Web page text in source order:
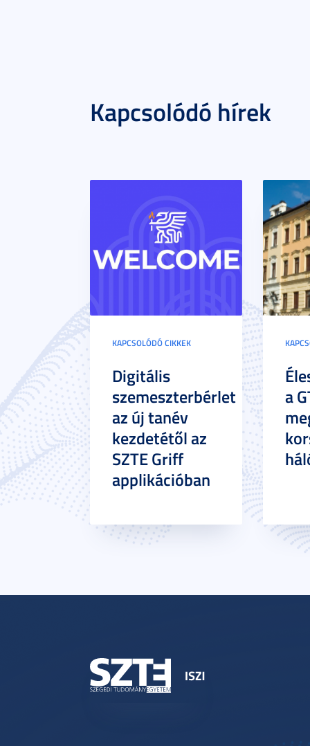
Kapcsolódó hírek
KAPCSOLÓDÓ CIKKEK
Digitális
szemeszterbérlet
az új tanév
kezdetétől az
SZTE Griff
applikációban
a